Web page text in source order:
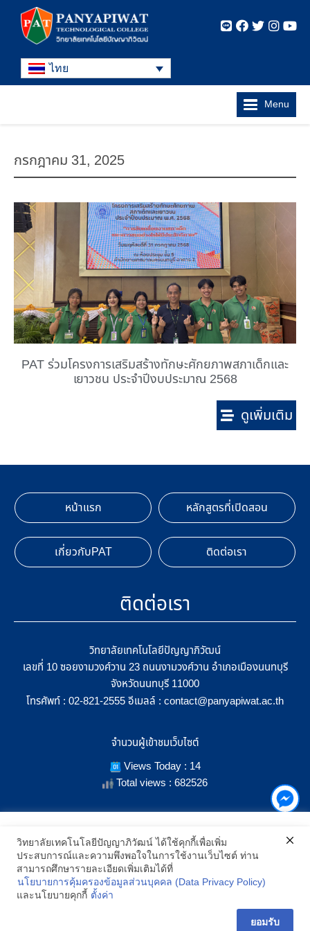
ไทย
Menu
กรกฎาคม 31, 2025
PAT ร่วมโครงการเสริมสร้างทักษะศักยภาพสภาเด็กและ
เยาวชน ประจำปีงบประมาณ 2568
ดูเพิ่มเติม
หน้าแรก หลักสูตรที่เปิดสอน
เกี่ยวกับPAT ติดต่อเรา
ติดต่อเรา
วิทยาลัยเทคโนโลยีปัญญาภิวัฒน์
เลขที่ 10 ซอยงามวงศ์วาน 23 ถนนงามวงศ์วาน อำเภอเมืองนนทบุรี
จังหวัดนนทบุรี 11000
โทรศัพท์ : 02-821-2555 อีเมลล์ : contact@panyapiwat.ac.th
จำนวนผู้เข้าชมเว็บไซต์
Views Today : 14
Total views : 682526
SHOW LOCATION ON MAP
2021 All Rights Reserved © Panyapiwat Learning Center | Privacy
เราใช้คุกกี้เพื่อเพิ่มประสิทธิภาพ และประสบการณ์ที่ดีในการใช้งาน
เว็บไซต์ เมื่อคุณกดยอมรับเราจะสามารถเลือกแสดงสิ่งที่น่าสนใจสำหรับ
คุณได้โดยเฉพาะ และหากคุณต้องการเปลี่ยนการตั้งค่าของคุกกี้
สามารถเลือกตั้งค่าความยินยอมการใช้คุกกี้ได้ โดยคลิก "การตั้งค่า"
อ่านนโยบายคุกกี้เพิ่มเติม
วิทยาลัยเทคโนโลยีปัญญาภิวัฒน์ ได้ใช้คุกกี้เพื่อเพิ่ม
ประสบการณ์และความพึงพอใจในการใช้งานเว็บไซต์ ท่าน
สามารถศึกษารายละเอียดเพิ่มเติมได้ที่
นโยบายการคุ้มครองข้อมูลส่วนบุคคล (Data Privacy Policy)
และนโยบายคุกกี้ ตั้งค่า
ยอมรับ